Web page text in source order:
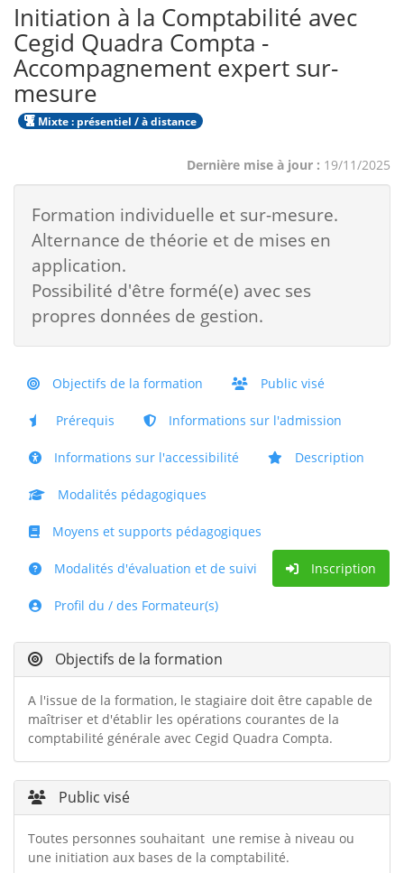
Initiation à la Comptabilité avec
Cegid Quadra Compta -
Accompagnement expert sur-
mesure
Mixte : présentiel / à distance
Dernière mise à jour : 19/11/2025
Formation individuelle et sur-mesure.
Alternance de théorie et de mises en
application.
Possibilité d'être formé(e) avec ses
propres données de gestion.
Objectifs de la formation Public visé
Prérequis Informations sur l'admission
Informations sur l'accessibilité Description
Modalités pédagogiques
Moyens et supports pédagogiques
Modalités d'évaluation et de suivi Inscription
Profil du / des Formateur(s)
Objectifs de la formation
A l'issue de la formation, le stagiaire doit être capable de
maîtriser et d'établir les opérations courantes de la
comptabilité générale avec Cegid Quadra Compta.
Public visé
Toutes personnes souhaitant une remise à niveau ou
une initiation aux bases de la comptabilité.